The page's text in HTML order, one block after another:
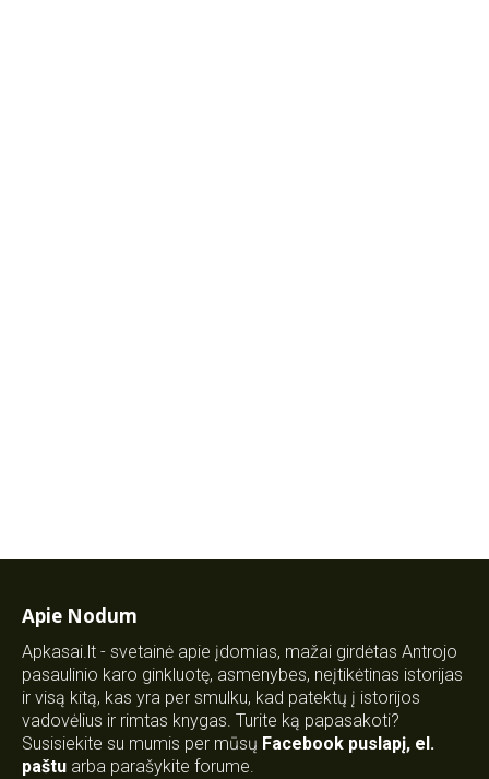
Apie Nodum
Apkasai.lt - svetainė apie įdomias, mažai girdėtas Antrojo
pasaulinio karo ginkluotę, asmenybes, neįtikėtinas istorijas
ir visą kitą, kas yra per smulku, kad patektų į istorijos
vadovėlius ir rimtas knygas. Turite ką papasakoti?
Susisiekite su mumis per mūsų Facebook puslapį, el.
paštu arba parašykite forume.